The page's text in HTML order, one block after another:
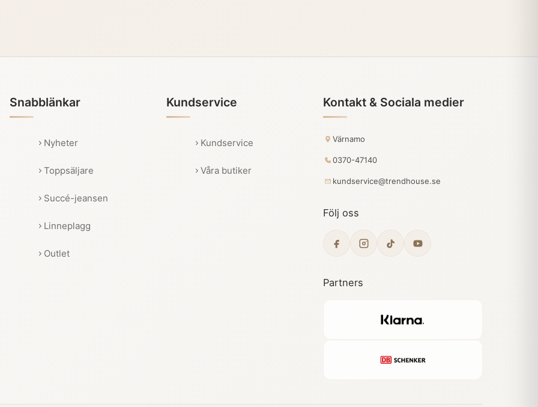
Snabblänkar
Nyheter
Toppsäljare
Succé-jeansen
Linneplagg
Outlet
Kundservice
Kundservice
Våra butiker
Kontakt & Sociala medier
Värnamo
0370-47140
kundservice@trendhouse.se
Följ oss
Partners